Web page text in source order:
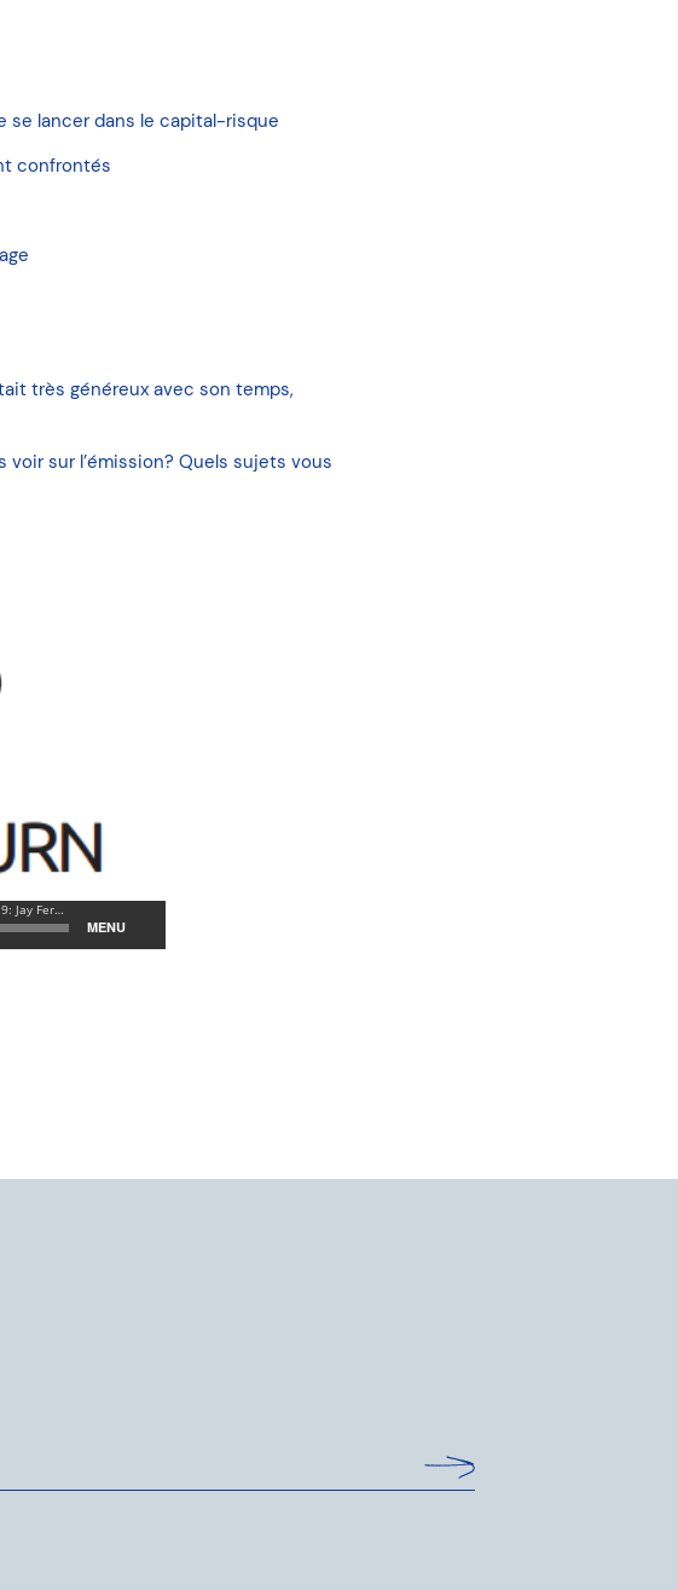
se lancer dans le capital-risque
confrontés
très généreux avec son temps,
sur l’émission? Quels sujets vous